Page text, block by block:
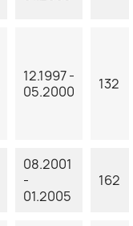
12.1997 -
05.2000
132
08.2001
-
01.2005
162